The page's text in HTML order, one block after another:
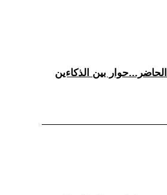
بين الذكاءين